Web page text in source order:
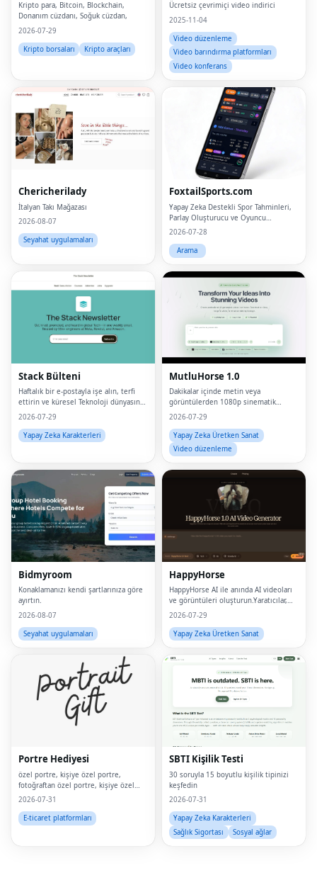
Kripto para, Bitcoin, Blockchain,
Donanım cüzdanı, Soğuk cüzdan,
2026-07-29
Kripto borsaları
Kripto araçları
Ücretsiz çevrimiçi video indirici
2025-11-04
Video düzenleme
Video barındırma platformları
Video konferans
Chericherilady
İtalyan Takı Mağazası
2026-08-07
Seyahat uygulamaları
FoxtailSports.com
Yapay Zeka Destekli Spor Tahminleri,
Parlay Oluşturucu ve Oyuncu
Aksesuarlarıyla Daha Fazla Kazanın
2026-07-28
Arama
Stack Bülteni
Haftalık bir e-postayla işe alın, terfi
ettirin ve küresel Teknoloji dünyasında
sesinizi duyurun.45 bin kişi tarafından
2026-07-29
Yapay Zeka Karakterleri
MutluHorse 1.0
Dakikalar içinde metin veya
görüntülerden 1080p sinematik
videolar oluşturun.
2026-07-29
Yapay Zeka Üretken Sanat
Video düzenleme
Bidmyroom
Konaklamanızı kendi şartlarınıza göre
ayırtın.
2026-08-07
Seyahat uygulamaları
HappyHorse
HappyHorse AI ile anında AI videoları
ve görüntüleri oluşturun.Yaratıcılar,
pazarlamacılar ve işletmeler için güçlü
oluşturma platformu.
2026-07-29
Yapay Zeka Üretken Sanat
Portre Hediyesi
özel portre, kişiye özel portre,
fotoğraftan özel portre, kişiye özel
hediye, özel kanvas baskı, fotoğraftan
duvar tablosu, özel sanat eseri,
digitala
2026-07-31
E-ticaret platformları
SBTI Kişilik Testi
30 soruyla 15 boyutlu kişilik tipinizi
keşfedin
2026-07-31
Yapay Zeka Karakterleri
Sağlık Sigortası
Sosyal ağlar